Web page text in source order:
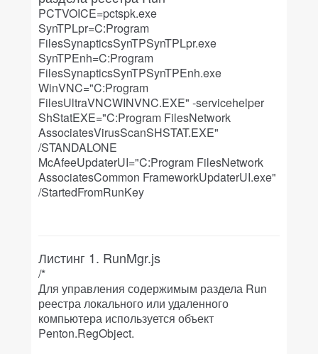
PCTVOICE=pctspk.exe
SynTPLpr=C:Program
FilesSynapticsSynTPSynTPLpr.exe
SynTPEnh=C:Program
FilesSynapticsSynTPSynTPEnh.exe
WinVNC="C:Program
FilesUltraVNCWINVNC.EXE" -servicehelper
ShStatEXE="C:Program FilesNetwork
AssociatesVirusScanSHSTAT.EXE"
/STANDALONE
McAfeeUpdaterUI="C:Program FilesNetwork
AssociatesCommon FrameworkUpdaterUI.exe"
/StartedFromRunKey
Листинг 1. RunMgr.js
/*
Для управления содержимым раздела Run
реестра локального или удаленного
компьютера используется объект
Penton.RegObject.